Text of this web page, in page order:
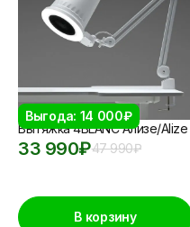
Выгода: 14 000₽
Вытяжка 4BLANC Ализе/Alize
47 990₽
33 990₽
В корзину